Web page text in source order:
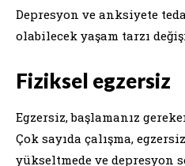
Depresyon ve anksiyete
olabilecek yaşam tarzı
Fiziksel egzersiz
Egzersiz, başlamanız
Çok sayıda çalışma,
yükseltmede ve depresyon